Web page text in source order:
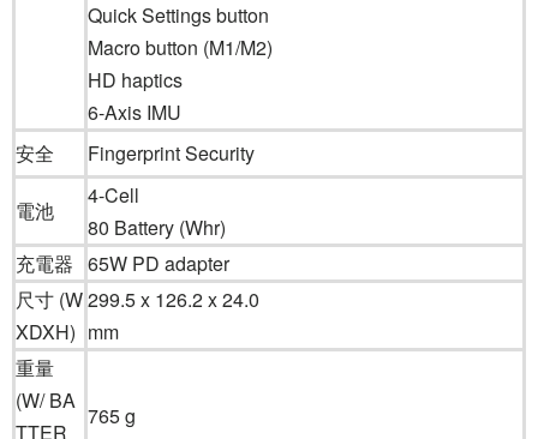
Quick Settings button
Macro button (M1/M2)
HD haptics
6-Axis IMU
安全
Fingerprint Security
電池
4-Cell
80 Battery (Whr)
充電器 65W PD adapter
尺寸 (W
XDXH)
299.5 x 126.2 x 24.0
mm
重量
(W/ BA
TTER
765 g